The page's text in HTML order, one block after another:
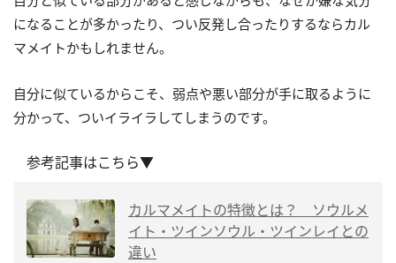
になることが多かったり、つい反発し合ったりするならカル
マメイトかもしれません。
自分に似ているからこそ、弱点や悪い部分が手に取るように
分かって、ついイライラしてしまうのです。
参考記事はこちら▼
カルマメイトの特徴とは？ ソウルメ
イト・ツインソウル・ツインレイとの
違い